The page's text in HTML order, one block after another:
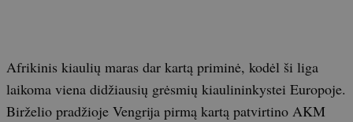
Afrikinis kiaulių maras dar kartą priminė, kodėl ši liga
laikoma viena didžiausių grėsmių kiaulininkystei Europoje.
Birželio pradžioje Vengrija pirmą kartą patvirtino AKM